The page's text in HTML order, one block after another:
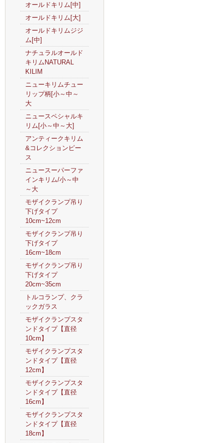
オールドキリム[中]
オールドキリム[大]
オールドキリムジジ
ム[中]
ナチュラルオールド
キリムNATURAL
KILIM
ニューキリムチュー
リップ柄[小～中～
大
ニュースペシャルキ
リム[小～中～大]
アンティークキリム
&コレクションピー
ス
ニュースーパーファ
インキリム/小～中
～大
モザイクランプ吊り
下げタイプ
10cm~12cm
モザイクランプ吊り
下げタイプ
16cm~18cm
モザイクランプ吊り
下げタイプ
20cm~35cm
トルコランプ、クラ
ックガラス
モザイクランプスタ
ンドタイプ【直径
10cm】
モザイクランプスタ
ンドタイプ【直径
12cm】
モザイクランプスタ
ンドタイプ【直径
16cm】
モザイクランプスタ
ンドタイプ【直径
18cm】